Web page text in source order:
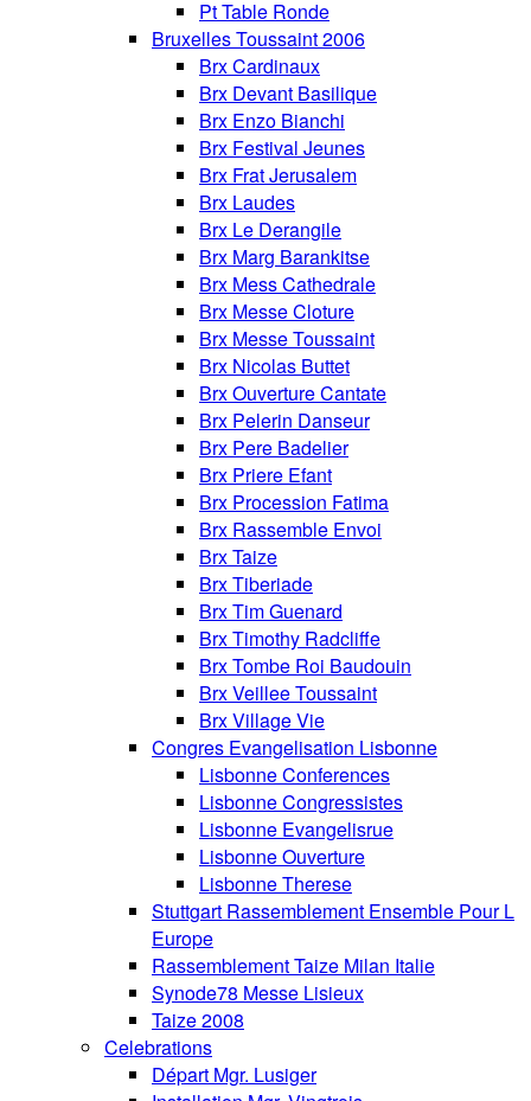
Pt Table Ronde
Bruxelles Toussaint 2006
Brx Cardinaux
Brx Devant Basilique
Brx Enzo Bianchi
Brx Festival Jeunes
Brx Frat Jerusalem
Brx Laudes
Brx Le Derangile
Brx Marg Barankitse
Brx Mess Cathedrale
Brx Messe Cloture
Brx Messe Toussaint
Brx Nicolas Buttet
Brx Ouverture Cantate
Brx Pelerin Danseur
Brx Pere Badelier
Brx Priere Efant
Brx Procession Fatima
Brx Rassemble Envoi
Brx Taize
Brx Tiberiade
Brx Tim Guenard
Brx Timothy Radcliffe
Brx Tombe Roi Baudouin
Brx Veillee Toussaint
Brx Village Vie
Congres Evangelisation Lisbonne
Lisbonne Conferences
Lisbonne Congressistes
Lisbonne Evangelisrue
Lisbonne Ouverture
Lisbonne Therese
Stuttgart Rassemblement Ensemble Pour L
Europe
Rassemblement Taize Milan Italie
Synode78 Messe Lisieux
Taize 2008
Celebrations
Départ Mgr. Lusiger